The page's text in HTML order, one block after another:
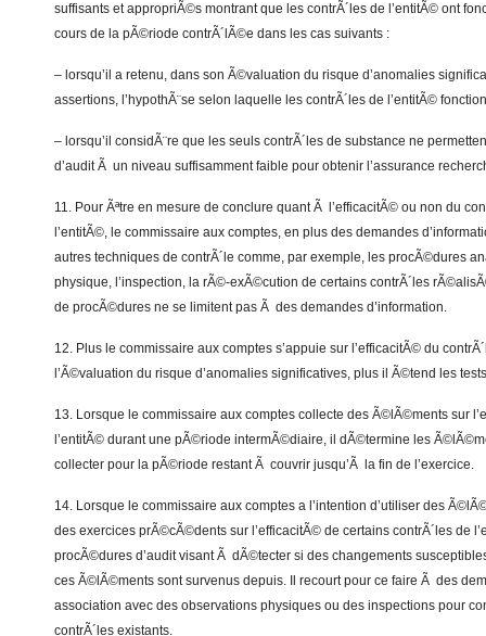
suffisants et appropriÃ©s montrant que les contrÃ´les de l’entitÃ© ont
cours de la pÃ©riode contrÃ´lÃ©e dans les cas suivants :
– lorsqu’il a retenu, dans son Ã©valuation du risque d’anomalies
assertions, l’hypothÃ¨se selon laquelle les contrÃ´les de l’entitÃ©
– lorsqu’il considÃ¨re que les seuls contrÃ´les de substance ne
d’audit Ã un niveau suffisamment faible pour obtenir l’assurance
11. Pour Ãªtre en mesure de conclure quant Ã l’efficacitÃ© ou non du
l’entitÃ©, le commissaire aux comptes, en plus des demandes
autres techniques de contrÃ´le comme, par exemple, les procÃ©dures
physique, l’inspection, la rÃ©-exÃ©cution de certains contrÃ´les
de procÃ©dures ne se limitent pas Ã des demandes d’information.
12. Plus le commissaire aux comptes s’appuie sur l’efficacitÃ© du
l’Ã©valuation du risque d’anomalies significatives, plus il Ã©tend les
13. Lorsque le commissaire aux comptes collecte des Ã©lÃ©ments sur
l’entitÃ© durant une pÃ©riode intermÃ©diaire, il dÃ©termine les
collecter pour la pÃ©riode restant Ã couvrir jusqu’Ã la fin de l’exercice.
14. Lorsque le commissaire aux comptes a l’intention d’utiliser des
des exercices prÃ©cÃ©dents sur l’efficacitÃ© de certains contrÃ´les de
procÃ©dures d’audit visant Ã dÃ©tecter si des changements
ces Ã©lÃ©ments sont survenus depuis. Il recourt pour ce faire Ã des
association avec des observations physiques ou des inspections pour
contrÃ´les existants.